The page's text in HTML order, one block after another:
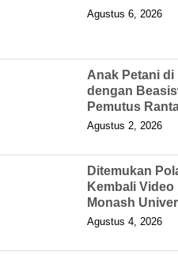
Agustus 6, 2026
Anak Petani di
dengan
Pemutus
Agustus 2, 2026
Ditemukan
Kembali
Monash
Agustus 4, 2026